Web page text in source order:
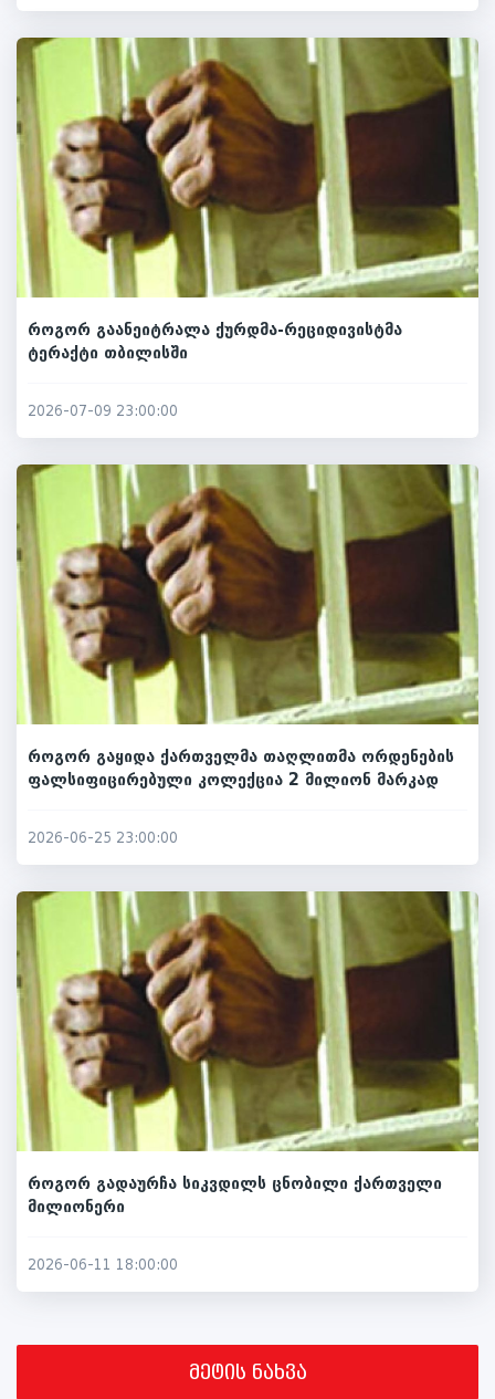
როგორ გაანეიტრალა ქურდმა-რეციდივისტმა
ტერაქტი თბილისში
2026-07-09 23:00:00
როგორ გაყიდა ქართველმა თაღლითმა ორდენების
ფალსიფიცირებული კოლექცია 2 მილიონ მარკად
2026-06-25 23:00:00
როგორ გადაურჩა სიკვდილს ცნობილი ქართველი
მილიონერი
2026-06-11 18:00:00
მეტის ნახვა